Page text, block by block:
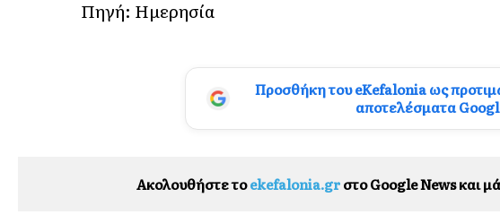
Πηγή: Ημερησία
Προσθήκη του eKefalonia ως
αποτελέσματα
Ακολουθήστε τοekefalonia.grστο Google News και